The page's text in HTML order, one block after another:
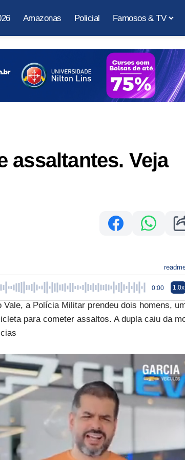
Amazonas Policial Famosos & TV
assaltantes. Veja
0:00 1.0x
a Polícia Militar prendeu dois homens,
para cometer assaltos. A dupla caiu da